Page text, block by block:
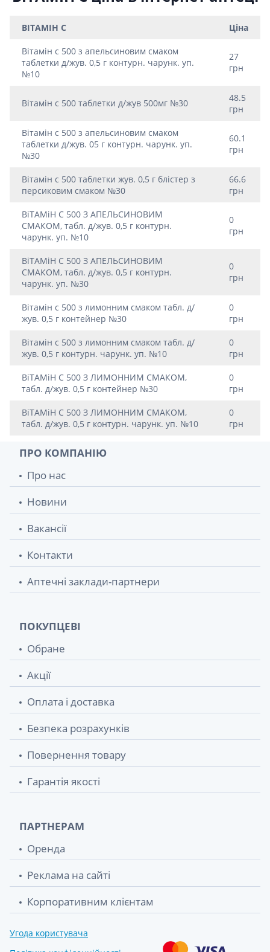
ВІТАМІН С Ціна
Вiтамiн c 500 з апельсиновим смаком
таблетки д/жув. 0,5 г контурн. чарунк. уп.
№10
27
грн
Вiтамiн с 500 таблетки д/жув 500мг №30
48.5
грн
Вiтамiн c 500 з апельсиновим смаком
таблетки д/жув. 05 г контурн. чарунк. уп.
№30
60.1
грн
Вiтамiн c 500 таблетки жув. 0,5 г блiстер з
персиковим смаком №30
66.6
грн
ВiТАМiН C 500 З АПЕЛЬСИНОВИМ
СМАКОМ, табл. д/жув. 0,5 г контурн.
чарунк. уп. №10
0
грн
ВiТАМiН C 500 З АПЕЛЬСИНОВИМ
СМАКОМ, табл. д/жув. 0,5 г контурн.
чарунк. уп. №30
0
грн
Вiтамiн c 500 з лимонним смаком табл. д/
жув. 0,5 г контейнер №30
0
грн
Вiтамiн c 500 з лимонним смаком табл. д/
жув. 0,5 г контурн. чарунк. уп. №10
0
грн
ВiТАМiН C 500 З ЛИМОННИМ СМАКОМ,
табл. д/жув. 0,5 г контейнер №30
0
грн
ВiТАМiН C 500 З ЛИМОННИМ СМАКОМ,
табл. д/жув. 0,5 г контурн. чарунк. уп. №10
0
грн
ПРО КОМПАНІЮ
Про нас
Новини
Вакансії
Контакти
Аптечні заклади-партнери
ПОКУПЦЕВІ
Обране
Акції
Оплата і доставка
Безпека розрахунків
Повернення товару
Гарантія якості
ПАРТНЕРАМ
Оренда
Реклама на сайті
Корпоративним клієнтам
Угода користувача